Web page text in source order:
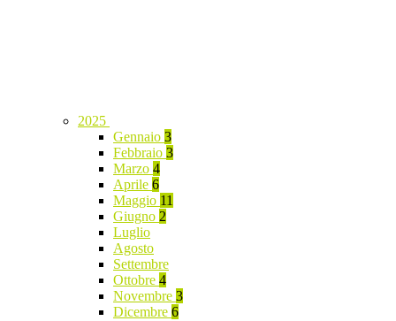
2025
Gennaio 3
Febbraio 3
Marzo 4
Aprile 6
Maggio 11
Giugno 2
Luglio
Agosto
Settembre
Ottobre 4
Novembre 3
Dicembre 6